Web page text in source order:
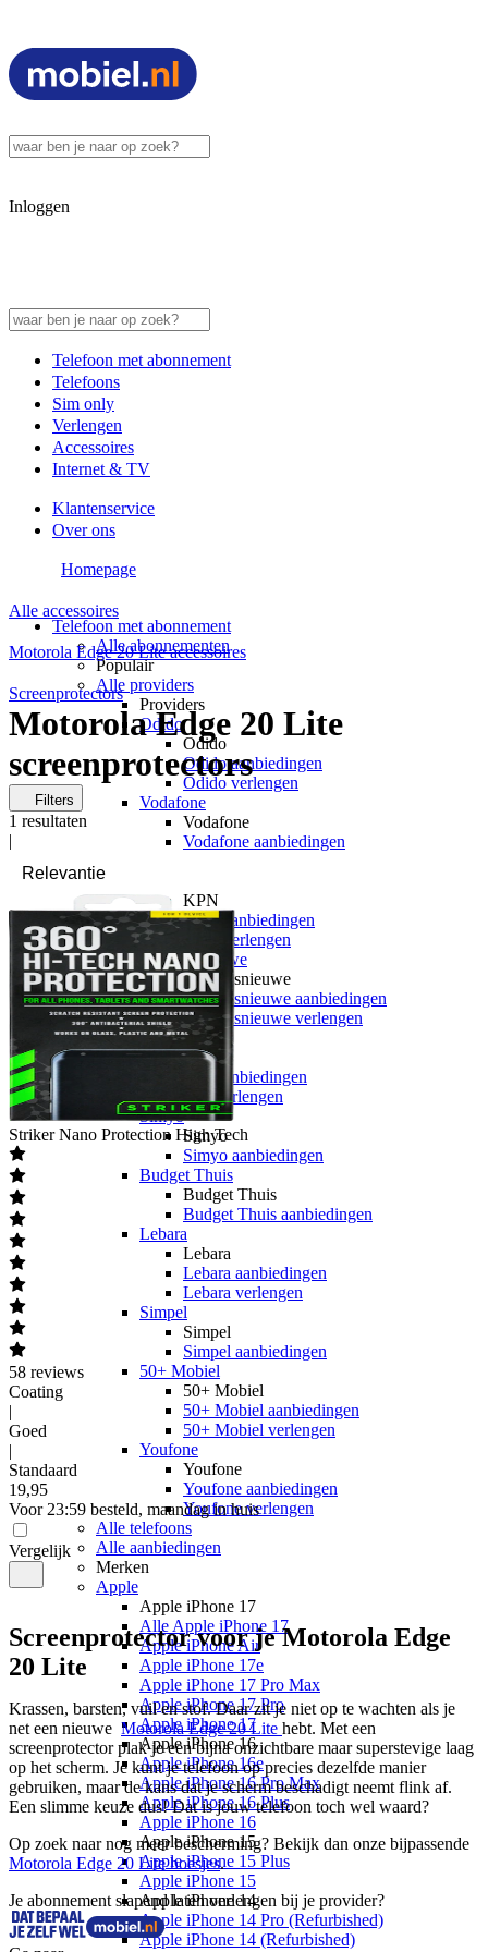
Inloggen
Telefoon met abonnement
Telefoons
Sim only
Verlengen
Accessoires
Internet & TV
Klantenservice
Over ons
Telefoon met abonnement
Alle abonnementen
Populair
Alle providers
Providers
Odido
Odido
Odido aanbiedingen
Odido verlengen
Vodafone
Vodafone
Vodafone aanbiedingen
KPN
KPN aanbiedingen
KPN verlengen
hollandsnieuwe
hollandsnieuwe
hollandsnieuwe aanbiedingen
hollandsnieuwe verlengen
Ben
Ben
Ben aanbiedingen
Ben verlengen
Simyo
Simyo
Simyo aanbiedingen
Budget Thuis
Budget Thuis
Budget Thuis aanbiedingen
Lebara
Lebara
Lebara aanbiedingen
Lebara verlengen
Simpel
Simpel
Simpel aanbiedingen
50+ Mobiel
50+ Mobiel
50+ Mobiel aanbiedingen
50+ Mobiel verlengen
Youfone
Youfone
Youfone aanbiedingen
Youfone verlengen
Alle telefoons
Alle aanbiedingen
Merken
Apple
Apple iPhone 17
Alle Apple iPhone 17
Apple iPhone Air
Apple iPhone 17e
Apple iPhone 17 Pro Max
Apple iPhone 17 Pro
Apple iPhone 17
Apple iPhone 16
Apple iPhone 16e
Apple iPhone 16 Pro Max
Apple iPhone 16 Plus
Apple iPhone 16
Apple iPhone 15
Apple iPhone 15 Plus
Apple iPhone 15
Apple iPhone 14
Apple iPhone 14 Pro (Refurbished)
Apple iPhone 14 (Refurbished)
Homepage
Alle accessoires
Motorola Edge 20 Lite accessoires
Screenprotectors
Motorola Edge 20 Lite
screenprotectors
Filters
1 resultaten
|
Striker Nano Protection High Tech
58 reviews
Coating
|
Goed
|
Standaard
19,95
Voor 23:59 besteld, maandag in huis
Vergelijk
Screenprotector voor je Motorola Edge
20 Lite
Krassen, barsten, vuil en stof. Daar zit je niet op te wachten als je
net een nieuwe Motorola Edge 20 Lite hebt. Met een
screenprotector plak je een bijna onzichtbare maar superstevige laag
op het scherm. Je kunt je telefoon op precies dezelfde manier
gebruiken, maar de kans dat je scherm beschadigt neemt flink af.
Een slimme keuze dus! Dat is jouw telefoon toch wel waard?
Motorola Edge 20 Lite hoesjes.
Je abonnement slapend laten verlengen bij je provider?